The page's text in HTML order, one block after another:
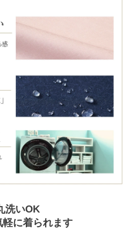
洗いOK
に着られます